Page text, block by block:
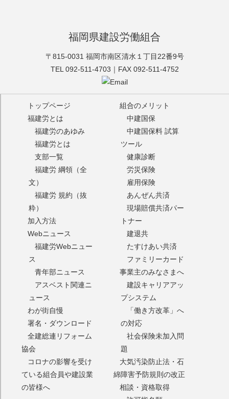
福建労
福岡県建設労働組合
〒815-0031 福岡市南区清水１丁目22番9号
TEL 092-511-4703｜FAX 092-511-4752
トップページ
福建労とは
福建労のあゆみ
福建労とは
支部一覧
福建労 綱領（全
文）
福建労 規約（抜
粋）
加入方法
Webニュース
福建労Webニュー
ス
青年部ニュース
アスベスト関連ニ
ュース
わが街自慢
署名・ダウンロード
全建総連リフォーム
協会
コロナの影響を受け
ている組合員や建設業
の皆様へ
組合のメリット
中建国保
中建国保料 試算
ツール
健康診断
労災保険
雇用保険
あんぜん共済
現場賠償共済パー
トナー
建退共
たすけあい共済
ファミリーカード
事業主のみなさまへ
建設キャリアアッ
プシステム
「働き方改革」へ
の対応
社会保険未加入問
題
大気汚染防止法・石
綿障害予防規則の改正
相談・資格取得